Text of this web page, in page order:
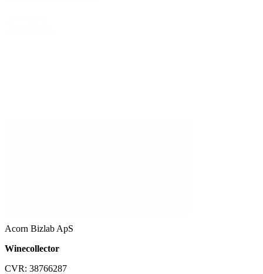
Acorn Bizlab ApS
Winecollector
CVR: 38766287